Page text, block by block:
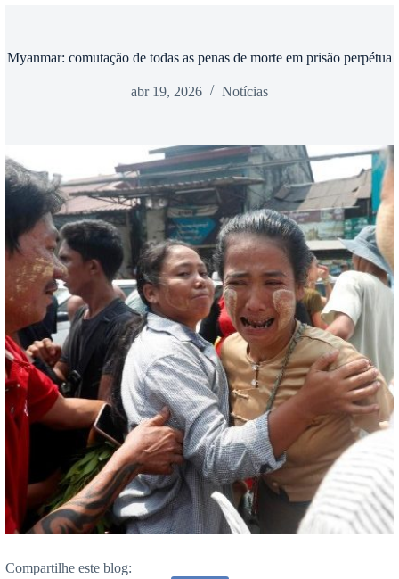
Myanmar: comutação de todas as penas de morte em prisão perpétua
abr 19, 2026 Notícias
Compartilhe este blog: